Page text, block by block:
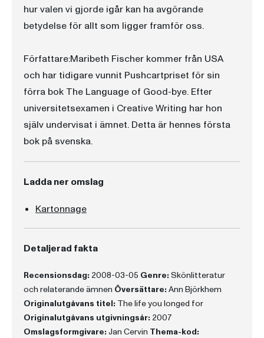
hur valen vi gjorde igår kan ha avgörande
betydelse för allt som ligger framför oss.
Författare:Maribeth Fischer kommer från USA
och har tidigare vunnit Pushcartpriset för sin
förra bok The Language of Good-bye. Efter
universitetsexamen i Creative Writing har hon
själv undervisat i ämnet. Detta är hennes första
bok på svenska.
Ladda ner omslag
Kartonnage
Detaljerad fakta
Recensionsdag: 2008-03-05 Genre: Skönlitteratur
och relaterande ämnen Översättare: Ann Björkhem
Originalutgåvans titel: The life you longed for
Originalutgåvans utgivningsår: 2007
Omslagsformgivare: Jan Cervin Thema-kod: